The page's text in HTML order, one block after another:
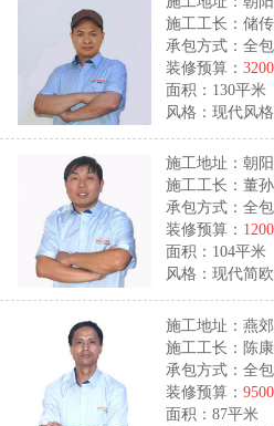
施工工长：储
承包方式：全包
装修预算：
面积：130平米
风格：现代风格
施工地址：朝
施工工长：董
承包方式：全包
装修预算：
面积：104平米
风格：现代简欧
施工地址：燕
施工工长：陈
承包方式：全包
装修预算：
面积：87平米